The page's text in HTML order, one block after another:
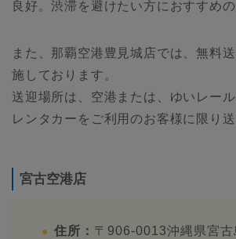
良好。渋滞を避けたい方におすすめの
また、那覇空港豊見城店では、無料
施しております。
送迎場所は、空港または、ゆいレール
レンタカーをご利用のお客様に限り送
宮古空港店
住所： 〒906-0013沖縄県宮古